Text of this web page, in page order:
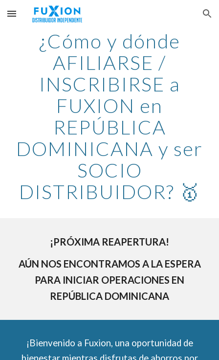
Skip to main content Skip to navigation
¿Cómo y dónde
AFILIARSE /
INSCRIBIRSE a
FUXION en
REPÚBLICA
DOMINICANA y ser
SOCIO
DISTRIBUIDOR? 🥇
¡PRÓXIMA REAPERTURA!
AÚN NOS ENCONTRAMOS A LA ESPERA
PARA INICIAR OPERACIONES EN
REPÚBLICA DOMINICANA
¡Bienvenido a Fuxion, una oportunidad de